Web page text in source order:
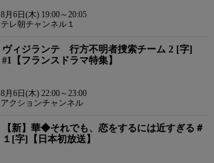
8月6日(木) 19:00～20:05
テレ朝チャンネル１
ヴィジランテ 行方不明者捜索チーム 2 [字]
#1【フランスドラマ特集】
8月6日(木) 22:00～23:00
アクションチャンネル
【新】華◆それでも、恋をするには近すぎる＃
１[字]【日本初放送】